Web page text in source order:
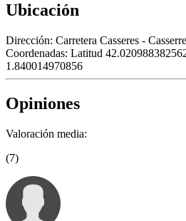
Ubicación
Dirección: Carretera Casseres -
Coordenadas: Latitud
1.840014970856
Opiniones
Valoración media:
(7)